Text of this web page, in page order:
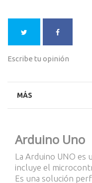
Escribe tu opinión
MÁS
Arduino Uno
La Arduino UNO es
incluye el
Es una solución